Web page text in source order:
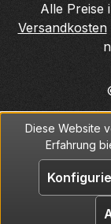
Alle Preise
Versandkosten
Diese Website
Erfahrung